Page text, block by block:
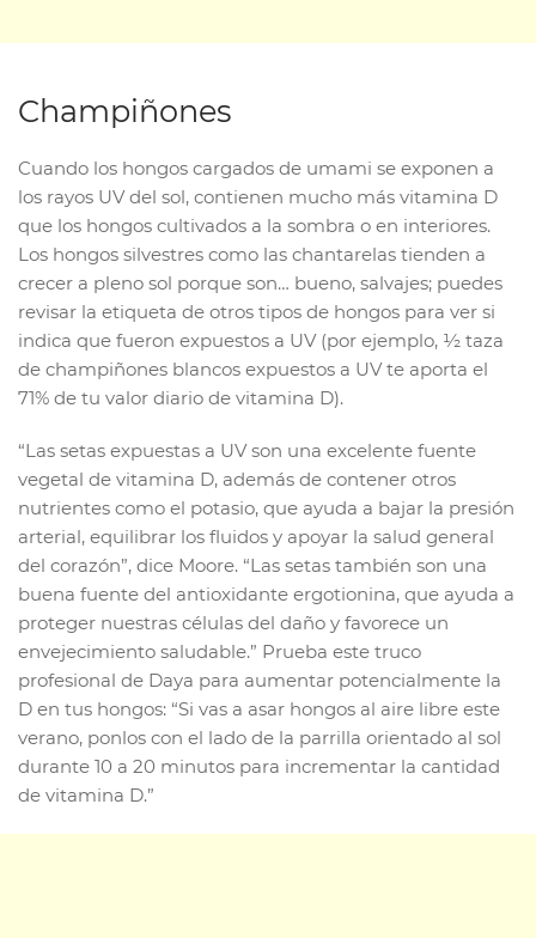
Champiñones
Cuando los hongos cargados de umami se exponen a
los rayos UV del sol, contienen mucho más vitamina D
que los hongos cultivados a la sombra o en interiores.
Los hongos silvestres como las chantarelas tienden a
crecer a pleno sol porque son… bueno, salvajes; puedes
revisar la etiqueta de otros tipos de hongos para ver si
indica que fueron expuestos a UV (por ejemplo, ½ taza
de champiñones blancos expuestos a UV te aporta el
71% de tu valor diario de vitamina D).
“Las setas expuestas a UV son una excelente fuente
vegetal de vitamina D, además de contener otros
nutrientes como el potasio, que ayuda a bajar la presión
arterial, equilibrar los fluidos y apoyar la salud general
del corazón”, dice Moore. “Las setas también son una
buena fuente del antioxidante ergotionina, que ayuda a
proteger nuestras células del daño y favorece un
envejecimiento saludable.” Prueba este truco
profesional de Daya para aumentar potencialmente la
D en tus hongos: “Si vas a asar hongos al aire libre este
verano, ponlos con el lado de la parrilla orientado al sol
durante 10 a 20 minutos para incrementar la cantidad
de vitamina D.”